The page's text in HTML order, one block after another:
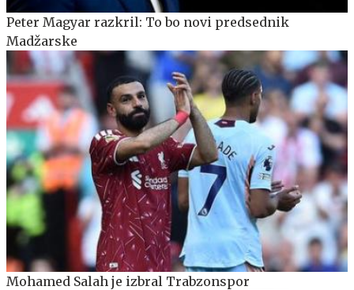
Peter Magyar razkril: To bo novi predsednik
Madžarske
Mohamed Salah je izbral Trabzonspor